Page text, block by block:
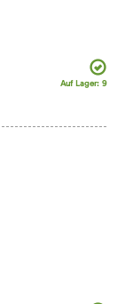
Auf Lager: 9